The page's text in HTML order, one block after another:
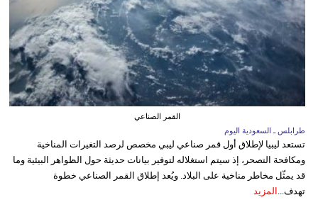
القمر الصناعي
طرابلس ـ السعودية اليوم
تستعد ليبيا لإطلاق أول قمر صناعي ليبي مخصص لرصد التغيرات المناخية
ومكافحة التصحر، إذ سيتم استغلاله لتوفير بيانات حديثة حول الظواهر البيئية وما
قد يمثّل مخاطر مناخية على البلاد. ويُعد إطلاق القمر الصناعي خطوة
تهدف... المزيد